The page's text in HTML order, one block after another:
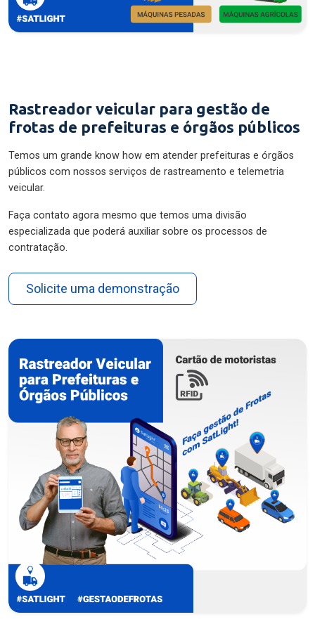
Rastreador veicular para gestão de
frotas de prefeituras e órgãos públicos
Temos um grande know how em atender prefeituras e órgãos
públicos com nossos serviços de rastreamento e telemetria
veicular.
Faça contato agora mesmo que temos uma divisão
especializada que poderá auxiliar sobre os processos de
contratação.
Solicite uma demonstração